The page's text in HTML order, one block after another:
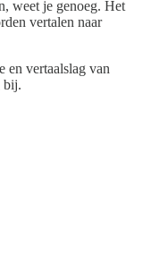
weet je genoeg. Het
vertalen naar
en vertaalslag van
bij.